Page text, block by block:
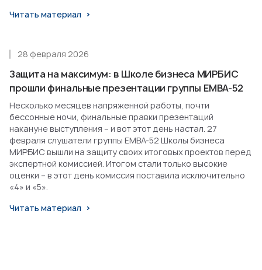
Читать материал
Защита на максимум: в Школе бизнеса МИРБИС
прошли финальные презентации группы EMBA-52
28 февраля 2026
Несколько месяцев напряженной работы, почти
бессонные ночи, финальные правки презентаций
накануне выступления – и вот этот день настал. 27
февраля слушатели группы EMBA-52 Школы бизнеса
МИРБИС вышли на защиту своих итоговых проектов перед
экспертной комиссией. Итогом стали только высокие
оценки – в этот день комиссия поставила исключительно
«4» и «5».
Читать материал